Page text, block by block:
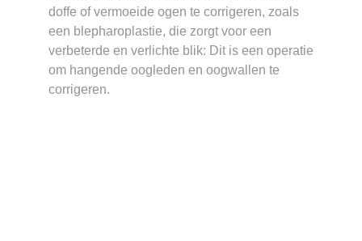
doffe of vermoeide ogen te corrigeren, zoals
een blepharoplastie, die zorgt voor een
verbeterde en verlichte blik: Dit is een operatie
om hangende oogleden en oogwallen te
corrigeren.